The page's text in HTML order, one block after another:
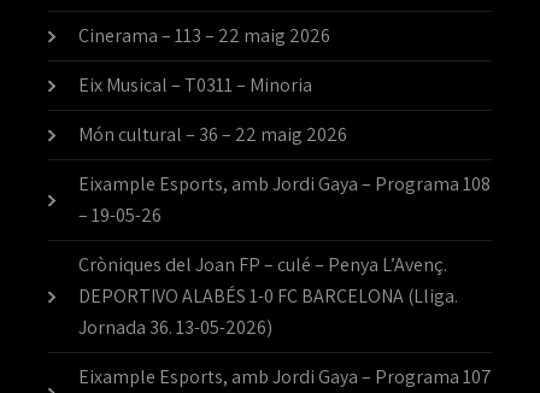
Cinerama – 113 – 22 maig 2026
Eix Musical – T0311 – Minoria
Món cultural – 36 – 22 maig 2026
Eixample Esports, amb Jordi Gaya – Programa 108
– 19-05-26
Cròniques del Joan FP – culé – Penya L’Avenç.
DEPORTIVO ALABÉS 1-0 FC BARCELONA (Lliga.
Jornada 36. 13-05-2026)
Eixample Esports, amb Jordi Gaya – Programa 107